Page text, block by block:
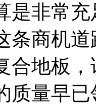
是非常
条商机
合地板
质量早